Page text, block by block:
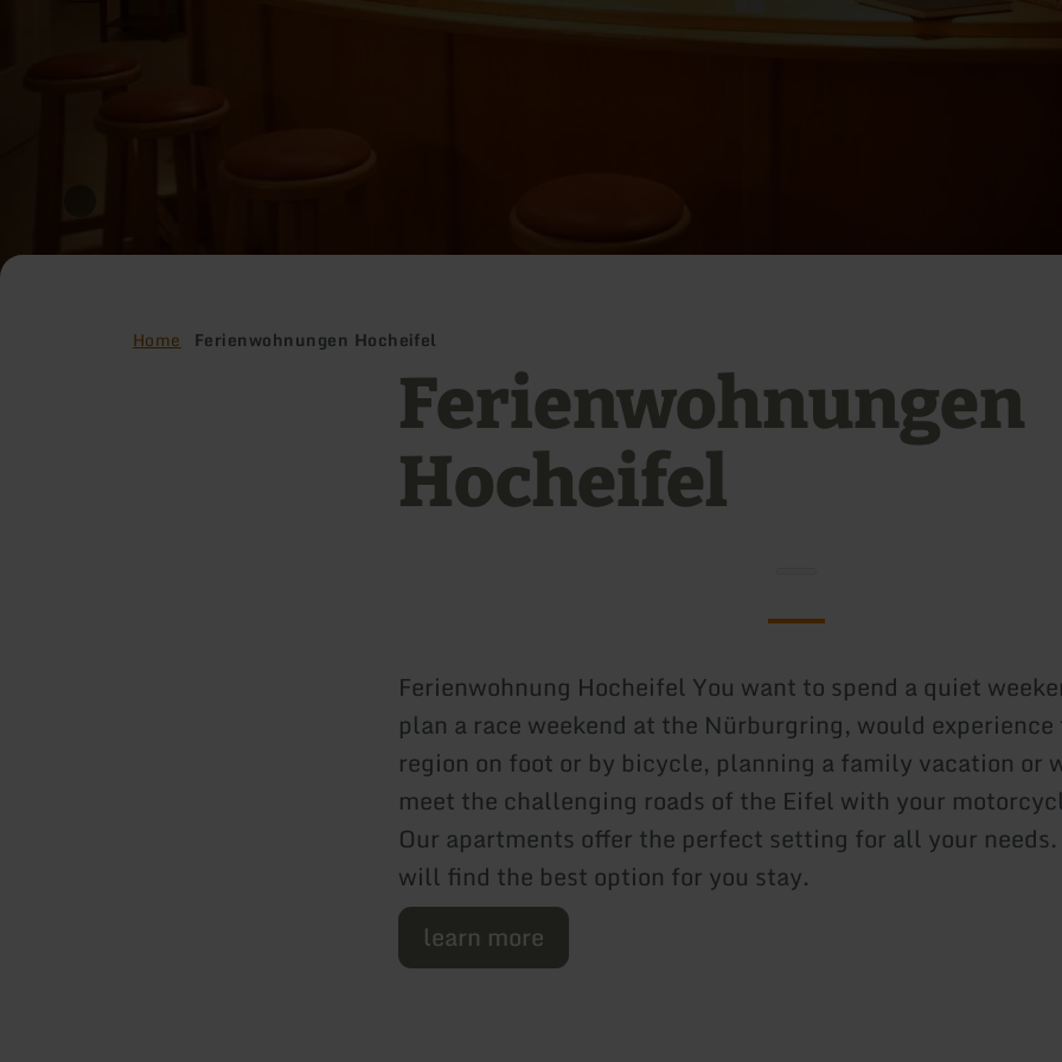
Home Ferienwohnungen Hocheifel
Ferienwohnungen
Hocheifel
Ferienwohnung Hocheifel You want to spend a quiet
plan a race weekend at the Nürburgring, would
region on foot or by bicycle, planning a family vacation or
meet the challenging roads of the Eifel with your
Our apartments offer the perfect setting for all your
will find the best option for you stay.
learn more